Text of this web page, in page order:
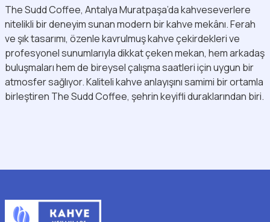
The Sudd Coffee, Antalya Muratpaşa’da kahveseverlere
nitelikli bir deneyim sunan modern bir kahve mekânı. Ferah
ve şık tasarımı, özenle kavrulmuş kahve çekirdekleri ve
profesyonel sunumlarıyla dikkat çeken mekan, hem arkadaş
buluşmaları hem de bireysel çalışma saatleri için uygun bir
atmosfer sağlıyor. Kaliteli kahve anlayışını samimi bir ortamla
birleştiren The Sudd Coffee, şehrin keyifli duraklarından biri.